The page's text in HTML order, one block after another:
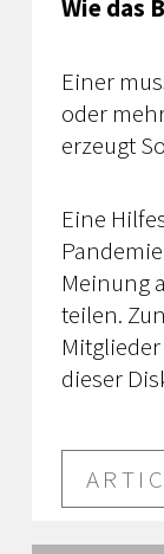
Wie das
Einer
oder
erzeugt
Eine
Meinung
teilen.
dieser